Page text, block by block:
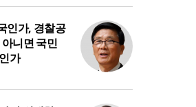
인가, 경찰공
니면 국민
가